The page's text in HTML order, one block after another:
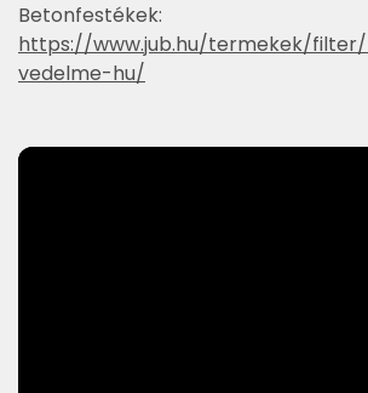
Betonfestékek:
https://www.jub.hu/termekek/
vedelme-hu/